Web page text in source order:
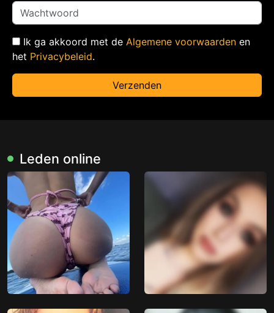
Ik ga akkoord met de Algemene voorwaarden en
het Privacybeleid.
Verzenden
Leden online